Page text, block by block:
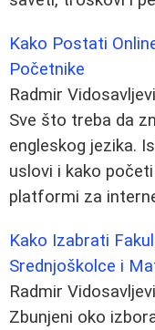
Kako Postati
Početnike
Radmir
Sve što treba da
engleskog jezika.
uslovi i kako
platformi za
Kako Izabrati
Srednjoškolce i
Radmir
Zbunjeni oko